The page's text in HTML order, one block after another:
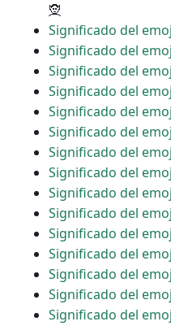
🧝
Significado del
Significado del
Significado del
Significado del
Significado del
Significado del
Significado del
Significado del
Significado del
Significado del
Significado del
Significado del
Significado del
Significado del
Significado del